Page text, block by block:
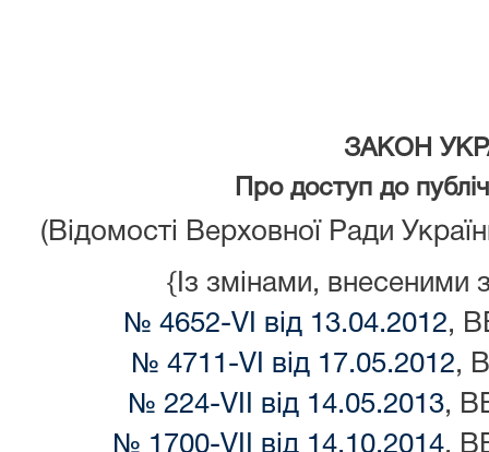
ЗАКОН
Про доступ до
(Відомості Верховної Ради
{Із змінами, внесеними
№ 4652-VI від 13.04.2012,
№ 4711-VI від 17.05.2012,
№ 224-VII від 14.05.2013,
№ 1700-VII від 14.10.2014,